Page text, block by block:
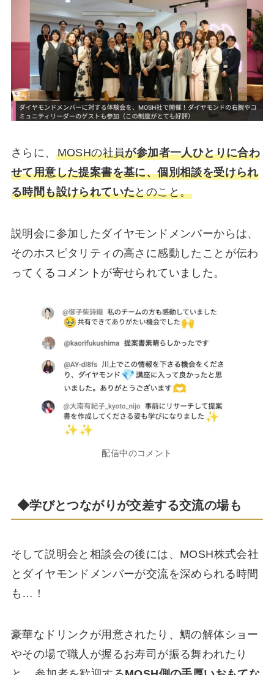
さらに、 MOSHの社員が参加者一人ひとりに合わ
せて用意した提案書を基に、個別相談を受けられ
る時間も設けられていたとのこと。
説明会に参加したダイヤモンドメンバーからは、
そのホスピタリティの高さに感動したことが伝わ
ってくるコメントが寄せられていました。
配信中のコメント
◆学びとつながりが交差する交流の場も
そして説明会と相談会の後には、MOSH株式会社
とダイヤモンドメンバーが交流を深められる時間
も…！
豪華なドリンクが用意されたり、鯛の解体ショー
やその場で職人が握るお寿司が振る舞われたり